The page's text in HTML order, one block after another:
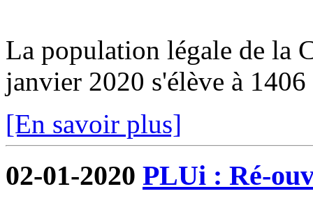
La population légale de la
janvier 2020 s'élève à
[En savoir plus]
02-01-2020 PLUi : Ré-